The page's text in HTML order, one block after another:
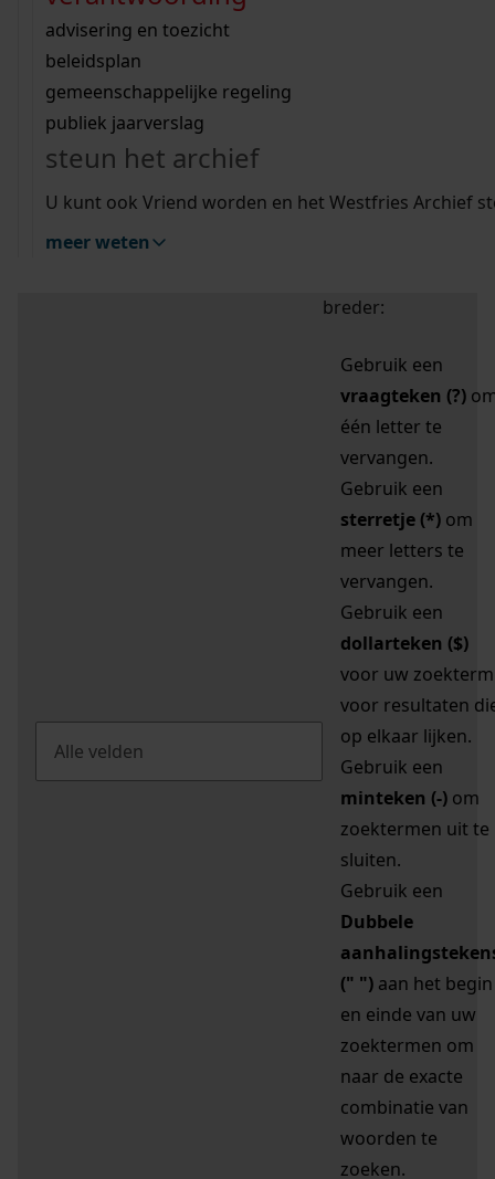
bouwvergunningen
omgevingsvergunningen
vergunningen
beeld en geluid
uitleg nodig?
Wij helpen u op weg met een aantal zoektips.
bekijk alle zoektips
Wij helpen u op weg met een aantal zoektips.
bekijk alle zoektips
bekijk ons geschiedenislokaal
advisering en toezicht
beleidsplan
gemeenschappelijke regeling
publiek jaarverslag
steun het archief
U kunt ook Vriend worden en het Westfries Archief
meer weten
zoektips
Mijn Studiezaal (inloggen)
uw zoekopdracht te
breder:
Gebruik een
vraagteken (?)
één letter te
vervangen.
Gebruik een
sterretje (*) om
meer letters te
vervangen.
Gebruik een
dollarteken ($)
voor uw zoekterm
voor resultaten
op elkaar lijken.
Gebruik een
minteken (-) om
zoektermen uit te
sluiten.
Gebruik een
Dubbele
(" ") aan het begin
en einde van uw
zoektermen om
naar de exacte
combinatie van
woorden te
zoeken.